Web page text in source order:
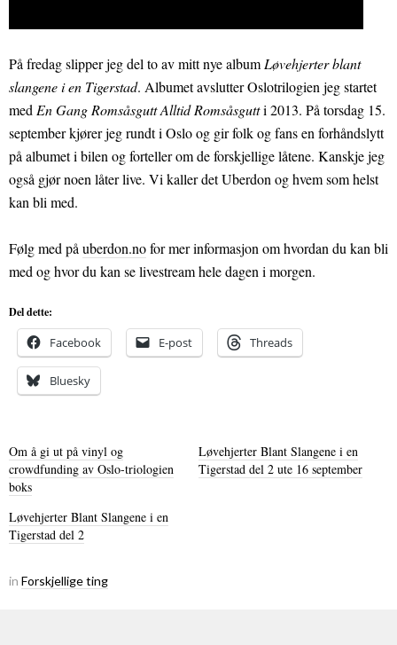
På fredag slipper jeg del to av mitt nye album Løvehjerter blant
slangene i en Tigerstad. Albumet avslutter Oslotrilogien jeg startet
med En Gang Romsåsgutt Alltid Romsåsgutti 2013. På torsdag 15.
september kjører jeg rundt i Oslo og gir folk og fans en forhåndslytt
på albumet i bilen og forteller om de forskjellige låtene. Kanskje jeg
også gjør noen låter live. Vi kaller det Uberdon og hvem som helst
kan bli med.
Følg med på uberdon.nofor mer informasjon om hvordan du kan bli
med og hvor du kan se livestream hele dagen i morgen.
Del dette:
Facebook E-post Threads
Bluesky
Om å gi ut på vinyl og
crowdfunding av Oslo-triologien
boks
Løvehjerter Blant Slangene i en
Tigerstad del 2 ute 16 september
Løvehjerter Blant Slangene i en
Tigerstad del 2
in Forskjellige ting